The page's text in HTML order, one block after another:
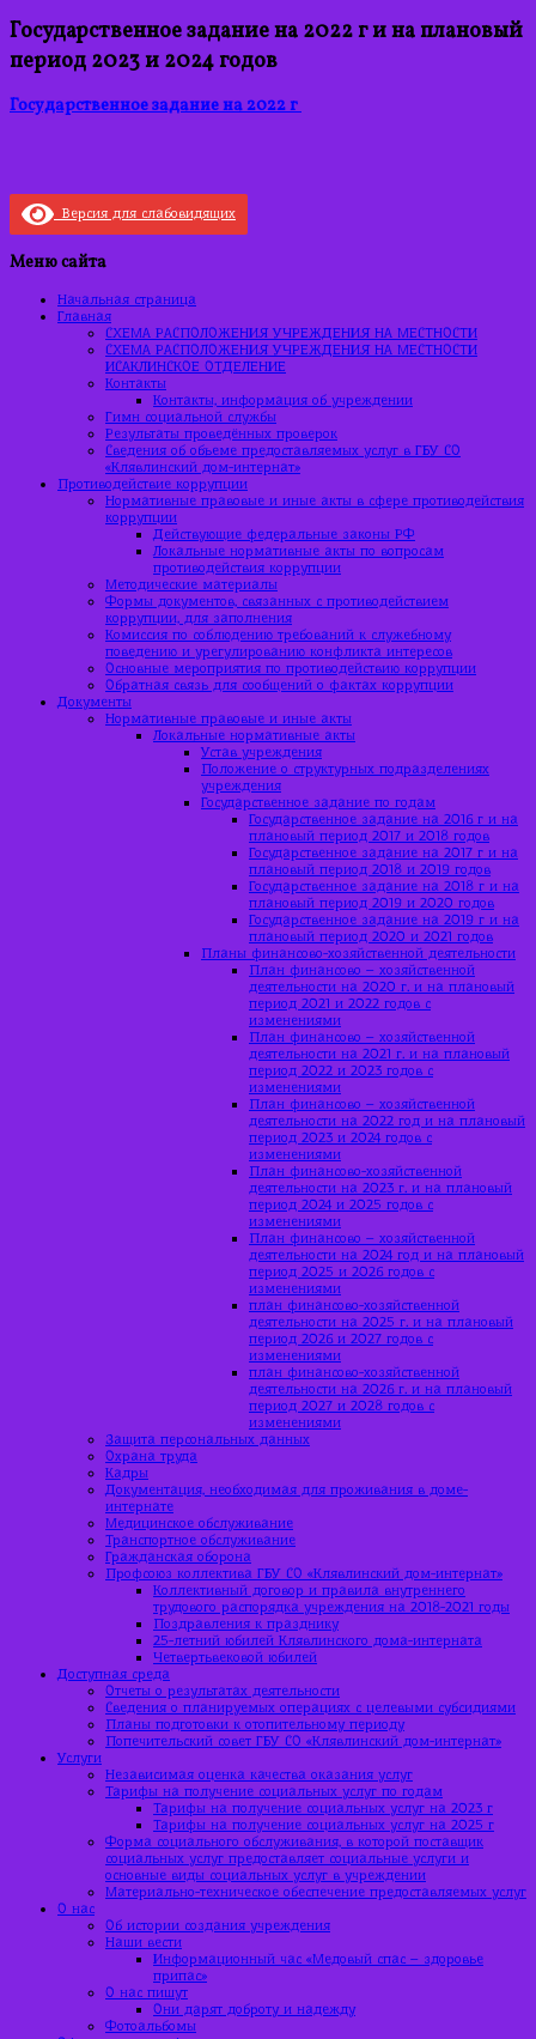
Государственное задание на 2022 г и на плановый
период 2023 и 2024 годов
Государственное задание на 2022 г
Версия для слабовидящих
Меню сайта
Начальная страница
Главная
СХЕМА РАСПОЛОЖЕНИЯ УЧРЕЖДЕНИЯ НА МЕСТНОСТИ
СХЕМА РАСПОЛОЖЕНИЯ УЧРЕЖДЕНИЯ НА МЕСТНОСТИ
ИСАКЛИНСКОЕ ОТДЕЛЕНИЕ
Контакты
Контакты, информация об учреждении
Гимн социальной службы
Результаты проведённых проверок
Сведения об объеме предоставляемых услуг в ГБУ СО
«Клявлинский дом-интернат»
Противодействие коррупции
Нормативные правовые и иные акты в сфере противодействия
коррупции
Действующие федеральные законы РФ
Локальные нормативные акты по вопросам
противодействия коррупции
Методические материалы
Формы документов, связанных с противодействием
коррупции, для заполнения
Комиссия по соблюдению требований к служебному
поведению и урегулированию конфликта интересов
Основные мероприятия по противодействию коррупции
Обратная связь для сообщений о фактах коррупции
Документы
Нормативные правовые и иные акты
Локальные нормативные акты
Устав учреждения
Положение о структурных подразделениях
учреждения
Государственное задание по годам
Государственное задание на 2016 г и на
плановый период 2017 и 2018 годов
Государственное задание на 2017 г и на
плановый период 2018 и 2019 годов
Государственное задание на 2018 г и на
плановый период 2019 и 2020 годов
Государственное задание на 2019 г и на
плановый период 2020 и 2021 годов
Планы финансово-хозяйственной деятельности
План финансово – хозяйственной
деятельности на 2020 г. и на плановый
период 2021 и 2022 годов с
изменениями
План финансово – хозяйственной
деятельности на 2021 г. и на плановый
период 2022 и 2023 годов с
изменениями
План финансово – хозяйственной
деятельности на 2022 год и на плановый
период 2023 и 2024 годов с
изменениями
План финансово-хозяйственной
деятельности на 2023 г. и на плановый
период 2024 и 2025 годов с
изменениями
План финансово – хозяйственной
деятельности на 2024 год и на плановый
период 2025 и 2026 годов с
изменениями
план финансово-хозяйственной
деятельности на 2025 г. и на плановый
период 2026 и 2027 годов с
изменениями
план финансово-хозяйственной
деятельности на 2026 г. и на плановый
период 2027 и 2028 годов с
изменениями
Защита персональных данных
Охрана труда
Кадры
Документация, необходимая для проживания в доме-
интернате
Медицинское обслуживание
Транспортное обслуживание
Гражданская оборона
Профсоюз коллектива ГБУ СО «Клявлинский дом-интернат»
Коллективный договор и правила внутреннего
трудового распорядка учреждения на 2018-2021 годы
Поздравления к празднику
25-летний юбилей Клявлинского дома-интерната
Четвертьвековой юбилей
Доступная среда
Отчеты о результатах деятельности
Сведения о планируемых операциях с целевыми субсидиями
Планы подготовки к отопительному периоду
Попечительский совет ГБУ СО «Клявлинский дом-интернат»
Услуги
Независимая оценка качества оказания услуг
Тарифы на получение социальных услуг по годам
Тарифы на получение социальных услуг на 2023 г
Тарифы на получение социальных услуг на 2025 г
Форма социального обслуживания, в которой поставщик
социальных услуг предоставляет социальные услуги и
основные виды социальных услуг в учреждении
Материально-техническое обеспечение предоставляемых услуг
О нас
Об истории создания учреждения
Наши вести
Информационный час «Медовый спас – здоровье
припас»
О нас пишут
Они дарят доброту и надежду
Фотоальбомы